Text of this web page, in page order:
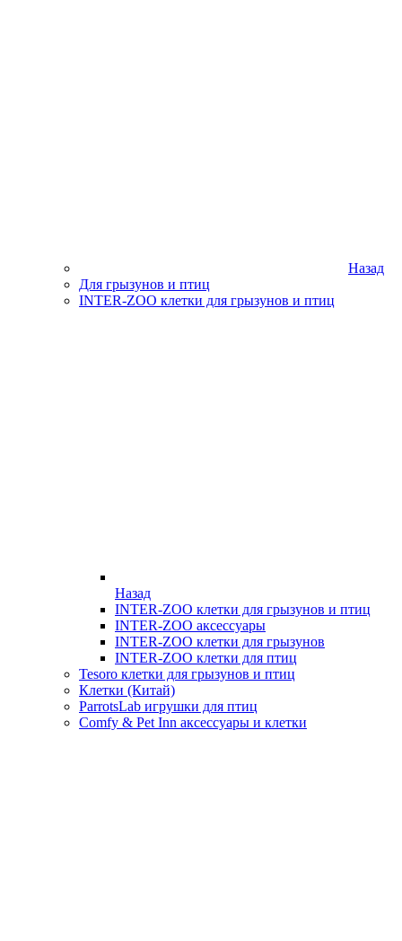
Назад
Для грызунов и птиц
INTER-ZOO клетки для грызунов и птиц
Назад
INTER-ZOO клетки для грызунов и птиц
INTER-ZOO аксессуары
INTER-ZOO клетки для грызунов
INTER-ZOO клетки для птиц
Tesoro клетки для грызунов и птиц
Клетки (Китай)
ParrotsLab игрушки для птиц
Comfy & Pet Inn аксессуары и клетки